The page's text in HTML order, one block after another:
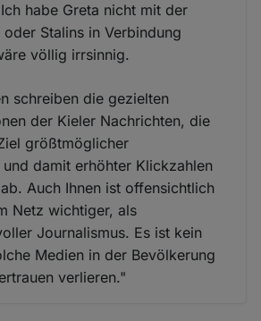
habe Greta nicht mit der
Stalins in Verbindung
völlig irrsinnig.
schreiben die gezielten
der Kieler Nachrichten, die
größtmöglicher
damit erhöhter Klickzahlen
Auch Ihnen ist offensichtlich
Netz wichtiger, als
Journalismus. Es ist kein
Medien in der Bevölkerung
verlieren."